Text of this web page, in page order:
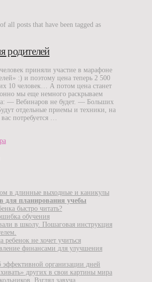
all posts that have been tagged as
родителей
приняли участие в марафоне
:) и поэтому цена теперь 2 500
10 человек… А потом цена станет
мы еще немного раскрываем
— Вебинаров не будет. — Больших
отдельные приемы и техники, на
потребуется …
в длинные выходные и каникулы
для планирования учебы
быстро читать?
обучения
в школу. Пошаговая инструкция
ребенок не хочет учиться
финансами для улучшения
эффективной организации дней
других в свои картины мира
Взгляд завуча